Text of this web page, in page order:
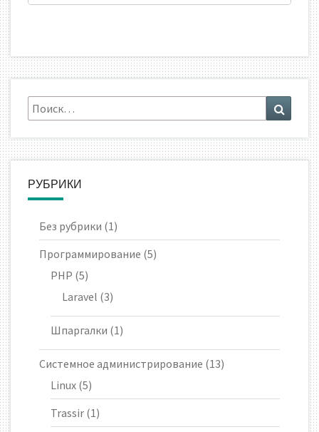
Искать: Поиск
РУБРИКИ
Без рубрики (1)
Программирование (5)
PHP (5)
Laravel (3)
Шпаргалки (1)
Системное администрирование (13)
Linux (5)
Trassir (1)